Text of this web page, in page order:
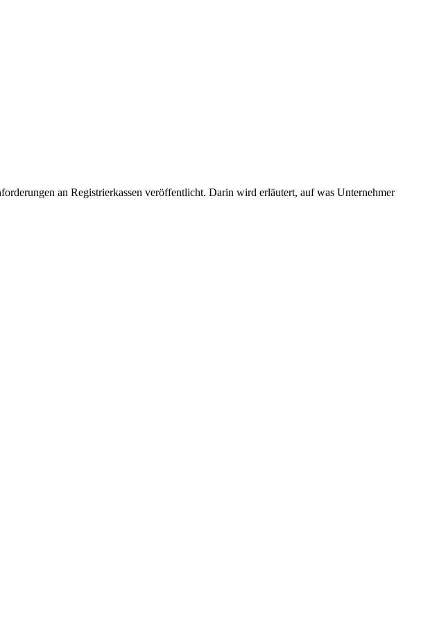
an Registrierkassen veröffentlicht. Darin wird erläutert, auf was Unternehmer